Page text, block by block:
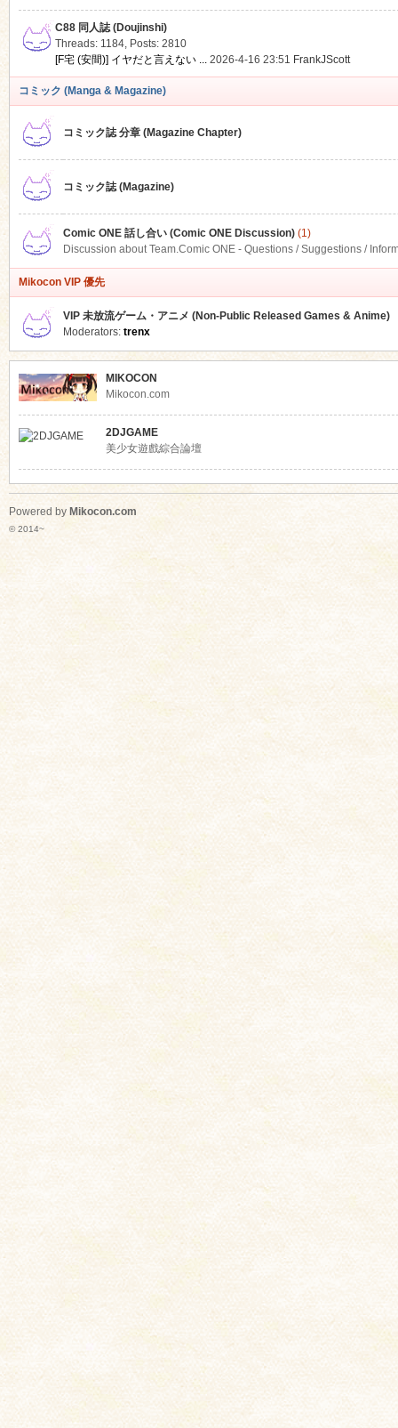
C88 同人誌 (Doujinshi)
Threads: 1184, Posts: 2810
[F宅 (安間)] イヤだと言えない ... 2026-4-16 23:51 FrankJScott
コミック (Manga & Magazine)
コミック誌 分章 (Magazine Chapter)
コミック誌 (Magazine)
Comic ONE 話し合い (Comic ONE Discussion)(1)
Discussion about Team.Comic ONE - Questions / Suggestions /
Mikocon VIP 優先
VIP 未放流ゲーム・アニメ (Non-Public Released Games & Anime)
Moderators: trenx
MIKOCON
Mikocon.com
2DJGAME
美少女遊戲綜合論壇
Powered by Mikocon.com
© 2014~